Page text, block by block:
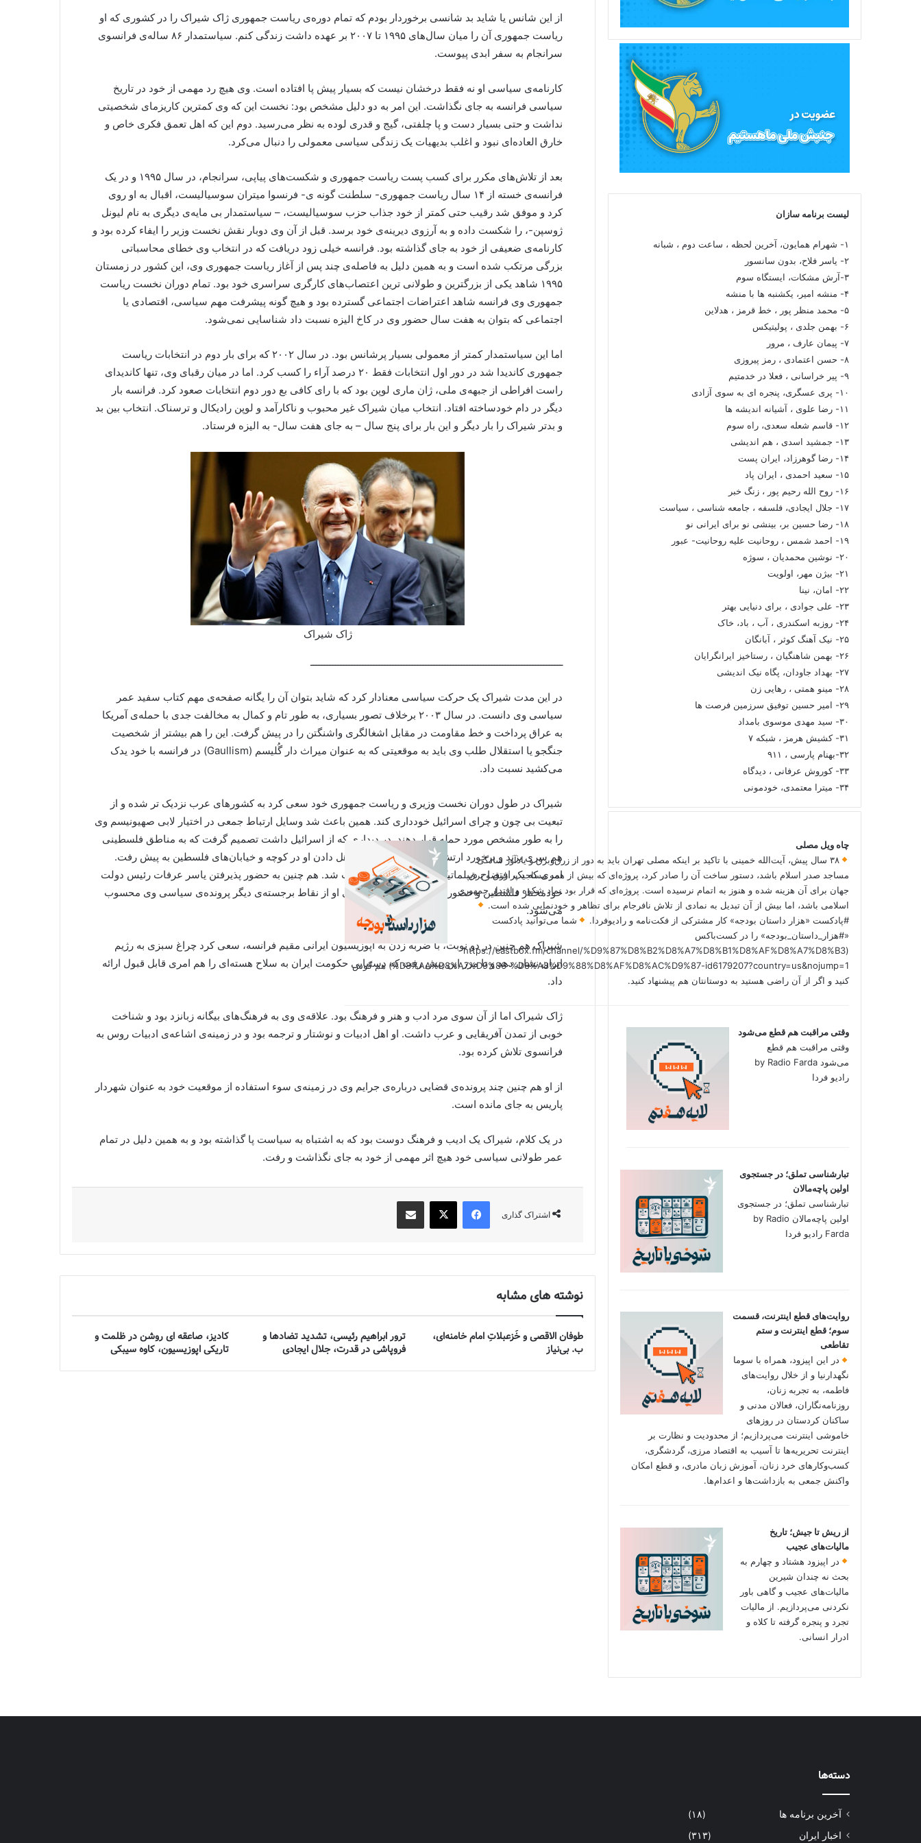
از این شانس یا شاید بد شانسی برخوردار بودم که تمام دوره‌ی ریاست جمهوری ژاک شیراک را در کشوری که او
ریاست جمهوری آن را میان سال‌های ۱۹۹۵ تا ۲۰۰۷ بر عهده داشت زندگی کنم. سیاستمدار ۸۶ ساله‌ی فرانسوی
سرانجام به سفر ابدی پیوست.
کارنامه‌ی سیاسی او نه فقط درخشان نیست که بسیار پیش پا افتاده است. وی هیچ رد مهمی از خود در تاریخ
سیاسی فرانسه به جای نگذاشت. این امر به دو دلیل مشخص بود: نخست این که وی کمترین کاریزمای شخصیتی
نداشت و حتی بسیار دست و پا چلفتی، گیج و قدری لوده به نظر می‌رسید. دوم این که اهل تعمق فکری خاص و
خارق العاده‌ای نبود و اغلب بدیهیات یک زندگی سیاسی معمولی را دنبال می‌کرد.
بعد از تلاش‌های مکرر برای کسب پست ریاست جمهوری و شکست‌های پیاپی، سرانجام، در سال ۱۹۹۵ و در یک
فرانسه‌ی خسته از ۱۴ سال ریاست جمهوری- سلطنت گونه ی- فرنسوا میتران سوسیالیست، اقبال به او روی
کرد و موفق شد رقیب حتی کمتر از خود جذاب حزب سوسیالیست، – سیاستمدار بی مایه‌ی دیگری به نام لیونل
ژوسپن-، را شکست داده و به آرزوی دیرینه‌ی خود برسد. قبل از آن وی دوبار نقش نخست وزیر را ایفاء کرده بود و
کارنامه‌ی ضعیفی از خود به جای گذاشته بود. فرانسه خیلی زود دریافت که در انتخاب وی خطای محاسباتی
بزرگی مرتکب شده است و به همین دلیل به فاصله‌ی چند پس از آغاز ریاست جمهوری وی، این کشور در زمستان
۱۹۹۵ شاهد یکی از بزرگترین و طولانی ترین اعتصاب‌های کارگری سراسری خود بود. تمام دوران نخست ریاست
جمهوری وی فرانسه شاهد اعتراضات اجتماعی گسترده بود و هیچ گونه پیشرفت مهم سیاسی، اقتصادی یا
اجتماعی که بتوان به هفت سال حضور وی در کاخ الیزه نسبت داد شناسایی نمی‌شود.
اما این سیاستمدار کمتر از معمولی بسیار پرشانس بود. در سال ۲۰۰۲ که برای بار دوم در انتخابات ریاست
جمهوری کاندیدا شد در دور اول انتخابات فقط ۲۰ درصد آراء را کسب کرد. اما در میان رقبای وی، تنها کاندیدای
راست افراطی از جبهه‌ی ملی، ژان ماری لوپن بود که با رای کافی بع دور دوم انتخابات صعود کرد. فرانسه بار
دیگر در دام خودساخته افتاد. انتخاب میان شیراک غیر محبوب و ناکارآمد و لوپن رادیکال و ترسناک. انتخاب بین بد
و بدتر شیراک را بار دیگر و این بار برای پنج سال – به جای هفت سال- به الیزه فرستاد.
ژاک شیراک
ــــــــــــــــــــــــــــــــــــــــــــــــــــــــــــــــــــــــــــــــــــــــــــ
در این مدت شیراک یک حرکت سیاسی معنادار کرد که شاید بتوان آن را یگانه صفحه‌ی مهم کتاب سفید عمر
سیاسی وی دانست. در سال ۲۰۰۳ برخلاف تصور بسیاری، به طور تام و کمال به مخالفت جدی با حمله‌ی آمریکا
به عراق پرداخت و خط مقاومت در مقابل اشغالگری واشنگتن را در پیش گرفت. این را هم بیشتر از شخصیت
جنگجو یا استقلال طلب وی باید به موقعیتی که به عنوان میراث دار گُلیسم (Gaullism) در فرانسه با خود یدک
می‌کشید نسبت داد.
شیراک در طول دوران نخست وزیری و ریاست جمهوری خود سعی کرد به کشورهای عرب نزدیک تر شده و از
تبعیت بی چون و چرای اسرائیل خودداری کند. همین باعث شد وسایل ارتباط جمعی در اختیار لابی صهیونیسم وی
را به طور مشخص مورد حمله قرار دهند. در دیداری که از اسرائیل داشت تصمیم گرفت که به مناطق فلسطینی
هم سری بزند و برخورد ارتش اسرائیل با وی تا مرز هل دادن او در کوچه و خیابان‌های فلسطین به پیش رفت.
امری که یک افتضاح دیپلماتیک برای اسرائیل محسوب شد. هم چنین به حضور پذیرفتن یاسر عرفات رئیس دولت
خودمختار فلسطین و حضور در مراسم تشییع جنازه‌ی او از نقاط برجسته‌ی دیگر پرونده‌ی سیاسی وی محسوب
می‌شود.
شیراک هم چنین در دو نوبت، با ضربه زدن به اپوزیسیون ایرانی مقیم فرانسه، سعی کرد چراغ سبزی به رژیم
ایران نشان دهد و تا مرز این پیش رفت که دستیابی حکومت ایران به سلاح هسته‌ای را هم امری قابل قبول ارائه
داد.
ژاک شیراک اما از آن سوی مرد ادب و هنر و فرهنگ بود. علاقه‌ی وی به فرهنگ‌های بیگانه زبانزد بود و شناخت
خوبی از تمدن آفریقایی و عرب داشت. او اهل ادبیات و نوشتار و ترجمه بود و در زمینه‌ی اشاعه‌ی ادبیات روس به
فرانسوی تلاش کرده بود.
از او هم چنین چند پرونده‌ی قضایی درباره‌ی جرایم وی در زمینه‌ی سوء استفاده از موقعیت خود به عنوان شهردار
پاریس به جای مانده است.
در یک کلام، شیراک یک ادیب و فرهنگ دوست بود که به اشتباه به سیاست پا گذاشته بود و به همین دلیل در تمام
عمر طولانی سیاسی خود هیچ اثر مهمی از خود به جای نگذاشت و رفت.
اشتراک گذاری
فیس بوک X اشتراک گذاری از طریق ایمیل
نوشته های مشابه
طوفان الاقصی و خُزعبلاتِ امام خامنه‌ای،
ب. بی‌نیاز
ترور ابراهیم رئیسی، تشدید تضادها و
فروپاشی در قدرت، جلال ایجادی
کادیز، صاعقه ای روشن در ظلمت و
تاریکی اپوزیسیون، کاوه سیبکی
لیست برنامه سازان
۱- شهرام همایون، آخرین لحظه ، ساعت دوم ، شبانه
۲- یاسر فلاح، بدون سانسور
۳-آرش مشکات، ایستگاه سوم
۴- منشه امیر، یکشنبه ها با منشه
۵- محمد منظر پور ، خط قرمز ، هدلاین
۶- بهمن جلدی ، پولیتیکس
۷- پیمان عارف ، مرور
۸- حسن اعتمادی ، رمز پیروزی
۹- پیر خراسانی ، فعلا در خدمتیم
۱۰- پری عسگری، پنجره ای به سوی آزادی
۱۱- رضا علوی ، آشیانه اندیشه ها
۱۲- قاسم شعله سعدی، راه سوم
۱۳- جمشید اسدی ، هم اندیشی
۱۴- رضا گوهرزاد، ایران پست
۱۵- سعید احمدی ، ایران پاد
۱۶- روح الله رحیم پور ، زنگ خبر
۱۷- جلال ایجادی، فلسفه ، جامعه شناسی ، سیاست
۱۸- رضا حسین بر، بینشی نو برای ایرانی نو
۱۹- احمد شمس ، روحانیت علیه روحانیت- عبور
۲۰- نوشین محمدیان ، سوژه
۲۱- بیژن مهر، اولویت
۲۲- امان، نینا
۲۳- علی جوادی ، برای دنیایی بهتر
۲۴- روزبه اسکندری ، آب ، باد، خاک
۲۵- نیک آهنگ کوثر ، آبانگان
۲۶- بهمن شاهنگیان ، رستاخیز ایرانگرایان
۲۷- بهداد جاودان، پگاه نیک اندیشی
۲۸- مینو همتی ، رهایی زن
۲۹- امیر حسین توفیق سرزمین فرصت ها
۳۰- سید مهدی موسوی بامداد
۳۱- کشیش هرمز ، شبکه ۷
۳۲-بهنام پارسی ، ۹۱۱
۳۳- کوروش عرفانی ، دیدگاه
۳۴- میترا معتمدی، خودمونی
چاه ویل مصلی
۳۸ سال پیش، آیت‌الله خمینی با تاکید بر اینکه مصلی تهران باید به دور از زرق‌وبرق و یادآور سادگی
مساجد صدر اسلام باشد، دستور ساخت آن را صادر کرد، پروژه‌ای که بیش از همه مساجد پر زرق و برق
جهان برای آن هزینه شده و هنوز به اتمام نرسیده است. پروژه‌ای که قرار بود نماد شکوه و اقتدار جمهوری
اسلامی باشد، اما بیش از آن تبدیل به نمادی از تلاش نافرجام برای تظاهر و خودنمایی شده است.
#پادکست «هزار داستان بودجه» کار مشترکی از فکت‌نامه و رادیوفردا.
شما می‌توانید پادکست
«#هزار_داستان_بودجه» را در کست‌باکس
(https://castbox.fm/channel/%D9%87%D8%B2%D8%A7%D8%B1%D8%AF%D8%A7%D8%B3
%D8%AA%D8%A7%D9%86-%D8%A8%D9%88%D8%AF%D8%AC%D9%87-id6179207?country=us&nojump=1) هم گوش
کنید و اگر از آن راضی هستید به دوستانتان هم پیشنهاد کنید.
وقتی مراقبت هم قطع می‌شود
وقتی مراقبت هم قطع
می‌شود by Radio Farda
رادیو فردا
تبارشناسی تملق؛ در جستجوی
اولین‌ پاچه‌مالان
تبارشناسی تملق؛ در جستجوی
اولین‌ پاچه‌مالان by Radio
Farda رادیو فردا
روایت‌های قطع اینترنت، قسمت
سوم؛ قطع اینترنت و ستم
تقاطعی
در این اپیزود، همراه با سوما
نگهدارنیا و از خلال روایت‌های
فاطمه، به تجربه زنان،
روزنامه‌نگاران، فعالان مدنی و
ساکنان کردستان در روزهای
خاموشی اینترنت می‌پردازیم؛ از محدودیت و نظارت بر
اینترنت تحریریه‌ها تا آسیب به اقتصاد مرزی، گردشگری،
کسب‌وکارهای خرد زنان، آموزش زبان مادری، و قطع امکان
واکنش جمعی به بازداشت‌ها و اعدام‌ها.
از ریش تا جیش؛ تاریخ
مالیات‌های عجیب
در اپیزود هشتاد و چهارم به
بحث نه چندان شیرین
مالیات‌های عجیب و گاهی باور
نکردنی‌ می‌پردازیم. از مالیات
تجرد و پنجره گرفته تا کلاه و
ادرار انسانی.
دسته‌ها
آخرین برنامه ها
(۱۸)
اخبار ایران
(۳۱۳)